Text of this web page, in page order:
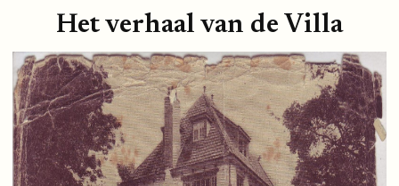
Het verhaal van de Villa